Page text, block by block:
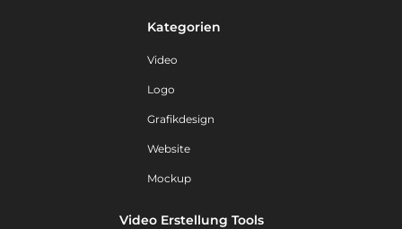
Kategorien
Video
Logo
Grafikdesign
Website
Mockup
Video Erstellung Tools